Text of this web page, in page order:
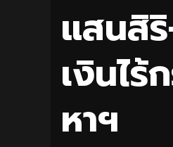
แสนสิ
เงินไร้
หาฯ